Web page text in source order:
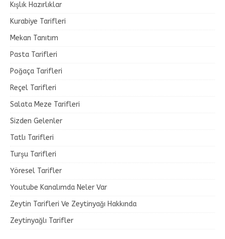
Kışlık Hazırlıklar
Kurabiye Tarifleri
Mekan Tanıtım
Pasta Tarifleri
Poğaça Tarifleri
Reçel Tarifleri
Salata Meze Tarifleri
Sizden Gelenler
Tatlı Tarifleri
Turşu Tarifleri
Yöresel Tarifler
Youtube Kanalımda Neler Var
Zeytin Tarifleri Ve Zeytinyağı Hakkında
Zeytinyağlı Tarifler